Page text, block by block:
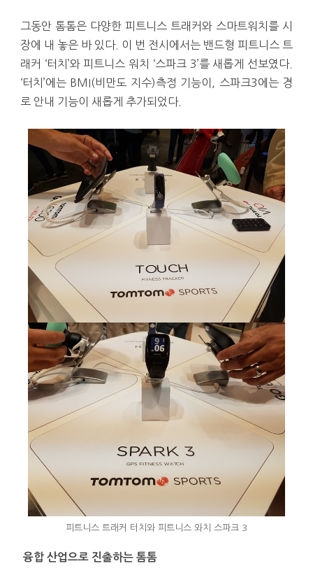
그동안 톰톰은 다양한 피트니스 트래커와 스마트워치를 시
장에 내 놓은 바 있다. 이 번 전시에서는 밴드형 피트니스 트
래커 ‘터치’와 피트니스 워치 ‘스파크 3’를 새롭게 선보였다.
‘터치’에는 BMI(비만도 지수)측정 기능이, 스파크3에는 경
로 안내 기능이 새롭게 추가되었다.
피트니스 트래커 터치와 피트니스 와치 스파크 3
융합 산업으로 진출하는 톰톰